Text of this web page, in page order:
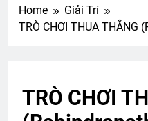
Home
Giải Trí
TRÒ CHƠI THUA THẮNG
TRÒ CHƠI